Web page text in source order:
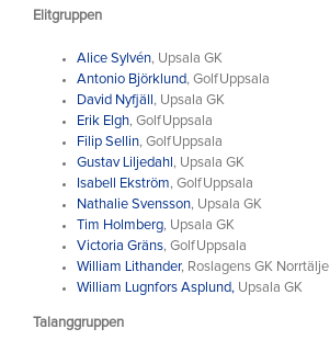
Elitgruppen
Alice Sylvén, Upsala GK
Antonio Björklund, GolfUppsala
David Nyfjäll , Upsala GK
Erik Elgh, GolfUppsala
Filip Sellin, GolfUppsala
Gustav Liljedahl , Upsala GK
Isabell Ekström, GolfUppsala
Nathalie Svensson, Upsala GK
Tim Holmberg, Upsala GK
Victoria Gräns, GolfUppsala
William Lithander, Roslagens GK Norrtälje
William Lugnfors Asplund, Upsala GK
Talanggruppen